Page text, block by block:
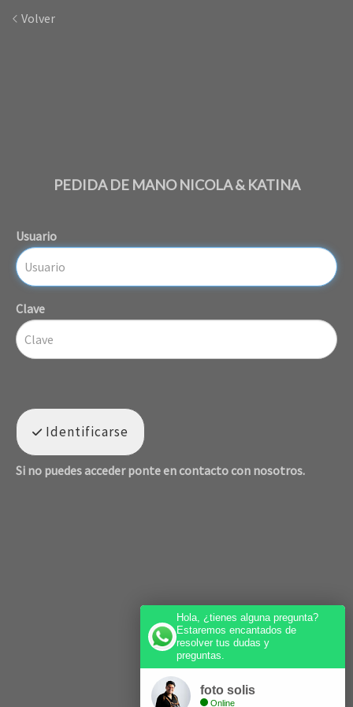
Volver
PEDIDA DE MANO NICOLA & KATINA
Usuario
Clave
Identificarse
Si no puedes acceder ponte en contacto con nosotros.
Hola, ¿tienes alguna pregunta?
Estaremos encantados de
resolver tus dudas y
preguntas.
foto solis
Online